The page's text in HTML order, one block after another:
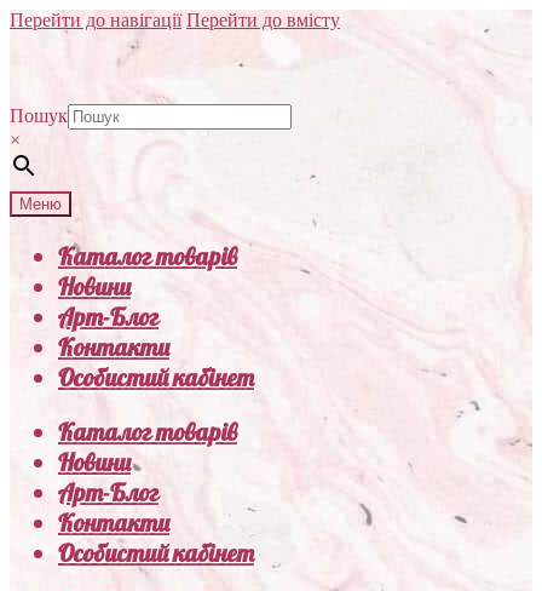
Перейти до навігації Перейти до вмісту
Пошук
×
Меню
Каталог товарів
Новини
Арт-Блог
Контакти
Особистий кабінет
Каталог товарів
Новини
Арт-Блог
Контакти
Особистий кабінет